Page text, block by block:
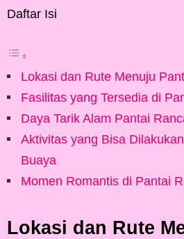
Daftar Isi
Lokasi dan Rute Menuju
Fasilitas yang Tersedia di
Daya Tarik Alam Pantai
Aktivitas yang Bisa
Buaya
Momen Romantis di Pantai
Lokasi dan Rute